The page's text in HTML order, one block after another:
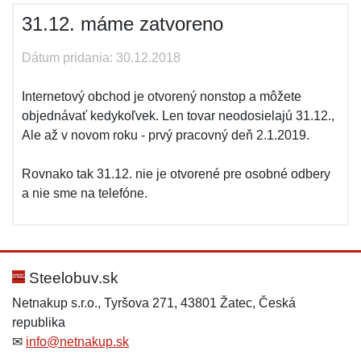
31.12. máme zatvoreno
Dátum pridania: 30.12.2018
Internetový obchod je otvorený nonstop a môžete
objednávať kedykoľvek. Len tovar neodosielajú 31.12.,
Ale až v novom roku - prvý pracovný deň 2.1.2019.
Rovnako tak 31.12. nie je otvorené pre osobné odbery
a nie sme na telefóne.
Steelobuv.sk
Netnakup s.r.o., Tyršova 271, 43801 Žatec, Česká
republika
✉ info@netnakup.sk